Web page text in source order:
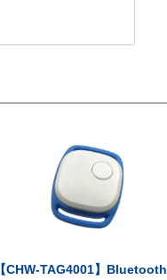
【CHW-TAG4001】Bluetooth